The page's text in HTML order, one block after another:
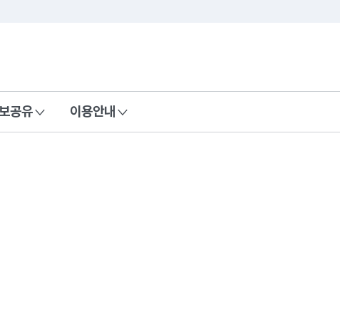
공유 이용안내